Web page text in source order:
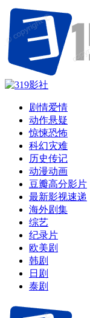
剧情爱情
动作悬疑
惊悚恐怖
科幻灾难
历史传记
动漫动画
豆瓣高分影片
最新影视速递
海外剧集
综艺
纪录片
欧美剧
韩剧
日剧
泰剧